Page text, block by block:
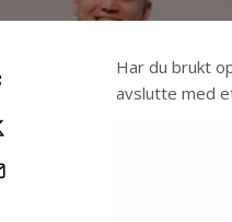
Har du brukt
avslutte med